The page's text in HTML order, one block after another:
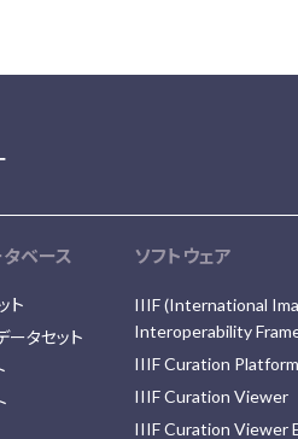
ベース
ト
ータセット
ソフトウェア
IIIF (International
Interoperability
IIIF Curation Platform
IIIF Curation Viewer
IIIF Curation Viewer